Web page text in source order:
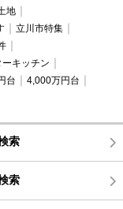
地
立川市特集
ーキッチン
台
4,000万円台
索
索